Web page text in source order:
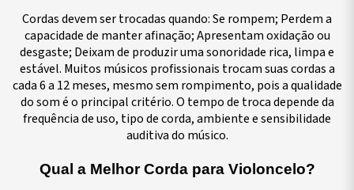
Cordas devem ser trocadas quando: Se rompem; Perdem a
capacidade de manter afinação; Apresentam oxidação ou
desgaste; Deixam de produzir uma sonoridade rica, limpa e
estável. Muitos músicos profissionais trocam suas cordas a
cada 6 a 12 meses, mesmo sem rompimento, pois a qualidade
do som é o principal critério. O tempo de troca depende da
frequência de uso, tipo de corda, ambiente e sensibilidade
auditiva do músico.
Qual a Melhor Corda para Violoncelo?